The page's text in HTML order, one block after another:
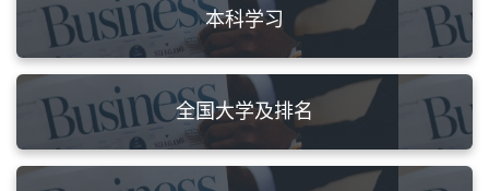
本科学习
全国大学及排名